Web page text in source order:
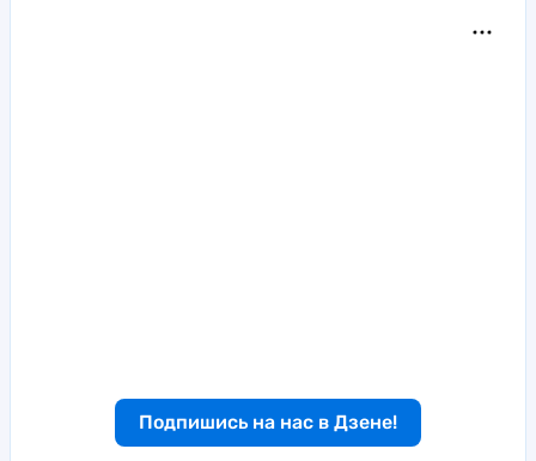
Подпишись на нас в Дзене!